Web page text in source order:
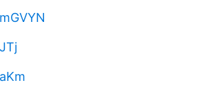
mGVYN
JTj
aKm